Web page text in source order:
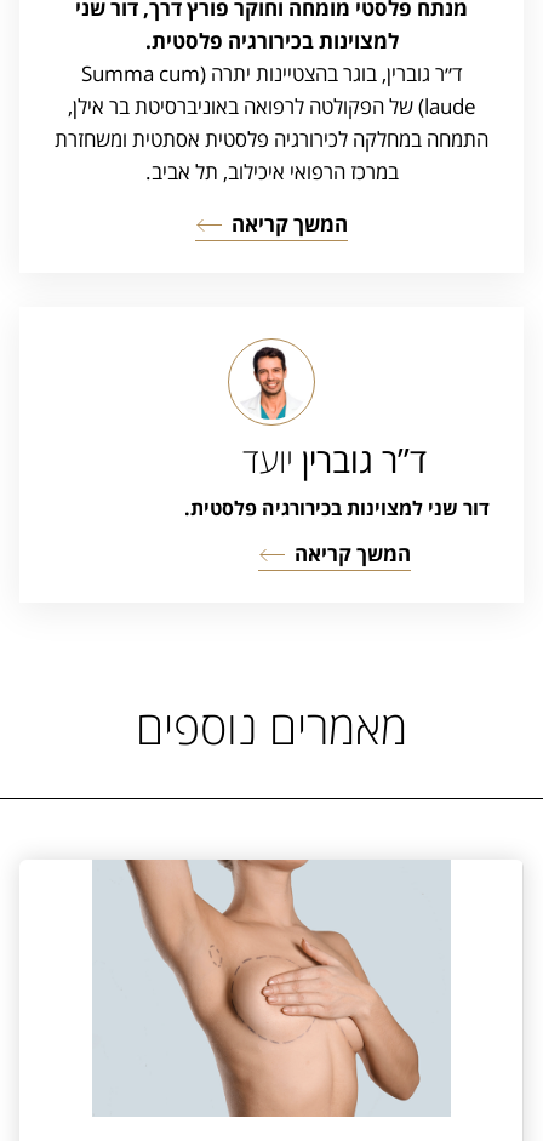
מנתח פלסטי מומחה וחוקר פורץ דרך, דור שני
למצוינות בכירורגיה פלסטית.
ד״ר גוברין, בוגר בהצטיינות יתרה (Summa cum
laude) של הפקולטה לרפואה באוניברסיטת בר אילן,
התמחה במחלקה לכירורגיה פלסטית אסתטית ומשחזרת
במרכז הרפואי איכילוב, תל אביב.
המשך קריאה
ד”ר גוברין יועד
דור שני למצוינות בכירורגיה פלסטית.
המשך קריאה
מאמרים נוספים